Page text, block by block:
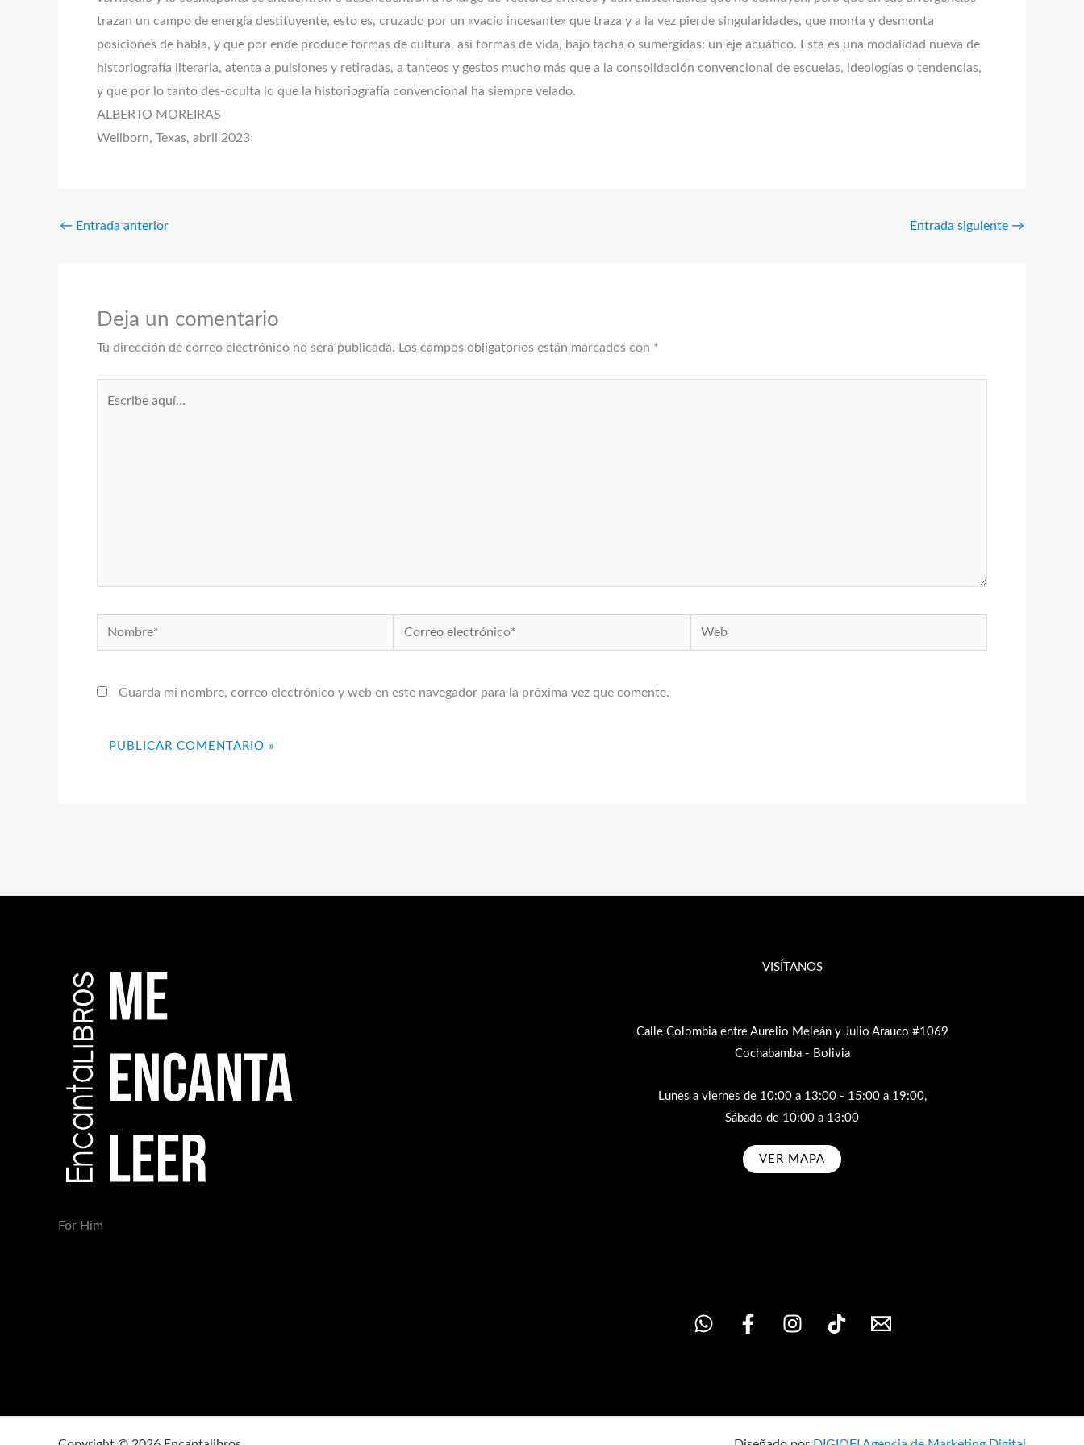
trazan un campo de energía destituyente, esto es, cruzado por un «vacío incesante» que traza y a la vez pierde singularidades, que monta y desmonta
posiciones de habla, y que por ende produce formas de cultura, así formas de vida, bajo tacha o sumergidas: un eje acuático. Esta es una modalidad nueva de
historiografía literaria, atenta a pulsiones y retiradas, a tanteos y gestos mucho más que a la consolidación convencional de escuelas, ideologías o tendencias,
y que por lo tanto des-oculta lo que la historiografía convencional ha siempre velado.
ALBERTO MOREIRAS
Wellborn, Texas, abril 2023
← Entrada anterior Entrada siguiente →
Deja un comentario
Tu dirección de correo electrónico no será publicada. Los campos obligatorios están marcados con *
Nombre*
Correo
electrónico*
Web
Guarda mi nombre, correo electrónico y web en este navegador para la próxima vez que comente.
For Him
VISÍTANOS
Calle Colombia entre Aurelio Meleán y Julio Arauco #1069
Cochabamba - Bolivia
Lunes a viernes de 10:00 a 13:00 - 15:00 a 19:00,
Sábado de 10:00 a 13:00
VER MAPA